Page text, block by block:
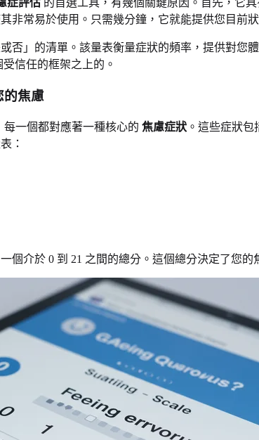
症評估 的首選工具，有幾個關鍵原因。首先，它
非常易於使用。只需幾分鐘，它就能提供您目前
否」的清單。該量表衡量症狀的頻率，提供對
信任的框架之上的。
的焦慮
一個都對應著一種核心的 焦慮症狀 。這些症狀
：
個介於 0 到 21 之間的總分。這個總分決定了您